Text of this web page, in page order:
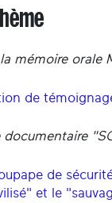
mémoire orale
de
documentaire
de
et le